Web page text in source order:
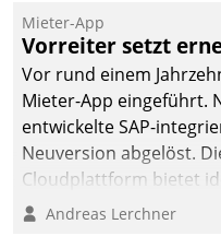
Die monatlichen
Mitteilungen zum
Heizungs- und
Wasserverbrauch
automatisiert,
und auf Wunsch über
mehrere zuvor
Kommunikationswege bei
Mieter-App
Vorreiter setzt
Vor rund einem
Mieter-App eingeführt.
entwickelte SAP-
Neuversion abgelöst.
Cloudplattform bietet
die Funktionalität der
Andreas Lerchner